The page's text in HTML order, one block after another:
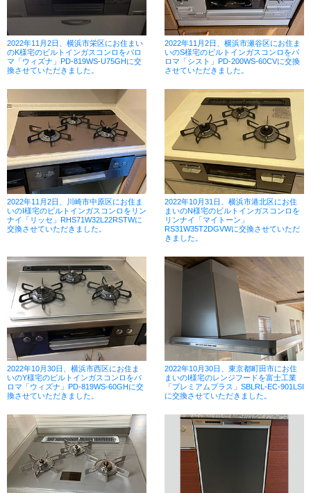
2022年11月2日、横浜市栄区にお住まい
のK様宅のビルトインガスコンロをパロ
マ「ウィズナ」PD-819WS-U75GHに交
換させていただきました。
2022年11月2日、横浜市瀬谷区にお住ま
いのS様宅のビルトインガスコンロをパ
ロマ「シスト」PD-200WS-60CVに交換
させていただきました。
2022年11月2日、川崎市中原区にお住ま
いのI様宅のビルトインガスコンロをリン
ナイ「リッセ」RHS71W32L22RSTWに
交換させていただきました。
2022年10月31日、横浜市港北区にお住
まいのN様宅のビルトインガスコンロを
リンナイ「マイトーン」
RS31W35T2DGVWに交換させていただ
きました。
2022年10月30日、横浜市西区にお住ま
いのY様宅のビルトインガスコンロをパ
ロマ「ウィズナ」PD-819WS-60GHに交
換させていただきました。
2022年10月30日、東京都町田市にお住
まいのI様宅のレンジフードを富士工業
「プレミアムプラス」SBLRL-EC-901LSI
に交換させていただきました。